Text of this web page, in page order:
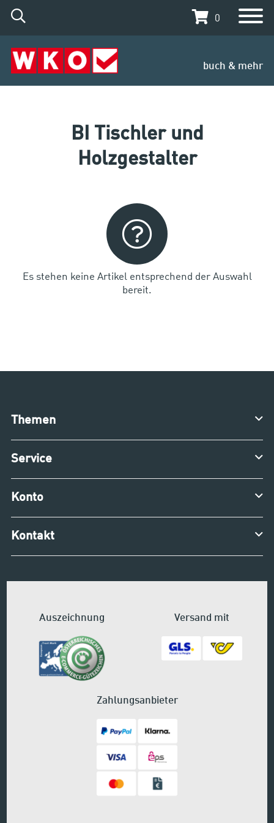
0
buch & mehr
BI Tischler und
Holzgestalter
Es stehen keine Artikel entsprechend der Auswahl
bereit.
Themen
Service
Konto
Kontakt
Auszeichnung Versand mit
Zahlungsanbieter